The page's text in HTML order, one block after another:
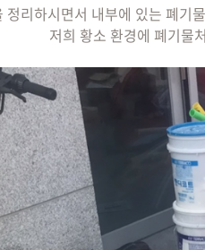
정리하시면서 내부에 있는 폐기
저희 황소 환경에 폐기물